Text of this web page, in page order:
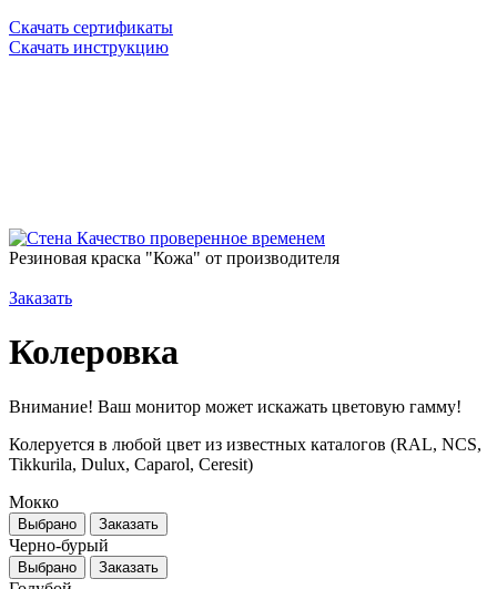
Скачать сертификаты
Скачать инструкцию
Качество проверенное временем
Резиновая краска "Кожа" от производителя
Заказать
Колеровка
Внимание! Ваш монитор может искажать цветовую гамму!
Колеруется в любой цвет из известных каталогов (RAL, NCS,
Tikkurila, Dulux, Caparol, Ceresit)
Мокко
Выбрано Заказать
Черно-бурый
Выбрано Заказать